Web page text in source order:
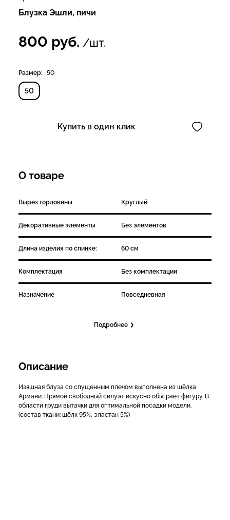
Блузка Эшли, пичи
800 руб. /шт.
Размер: 50
50
Купить в один клик
О товаре
Вырез горловины Круглый
Декоративные элементы Без элементов
Длина изделия по спинке: 60 см
Комплектация Без комплектации
Назначение Повседневная
Подробнее
Описание
Изящная блуза со спущенным плечом выполнена из шёлка
Армани. Прямой свободный силуэт искусно обыграет фигуру. В
области груди вытачки для оптимальной посадки модели.
(состав ткани: шёлк 95%, эластан 5%)